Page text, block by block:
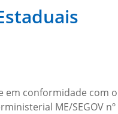
conformidade com o
ME/SEGOV